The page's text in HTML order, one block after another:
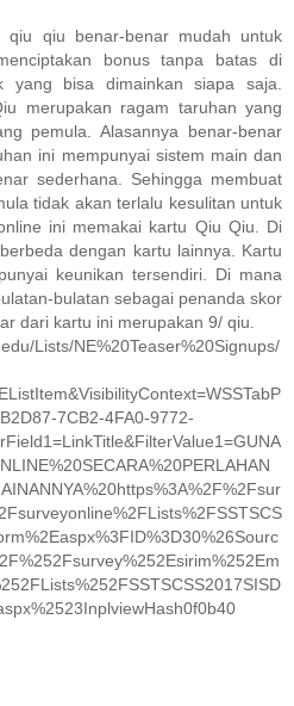
qiu qiu benar-benar mudah untuk
bonus tanpa batas di
yang bisa dimainkan siapa saja.
merupakan ragam taruhan yang
pemula. Alasannya benar-benar
ini mempunyai sistem main dan
sederhana. Sehingga membuat
tidak akan terlalu kesulitan untuk
ini memakai kartu Qiu Qiu. Di
dengan kartu lainnya. Kartu
keunikan tersendiri. Di mana
bulatan sebagai penanda skor
dari kartu ini merupakan 9/ qiu.
Lists/NE%20Teaser%20Signups/
7CB2-4FA0-9772-